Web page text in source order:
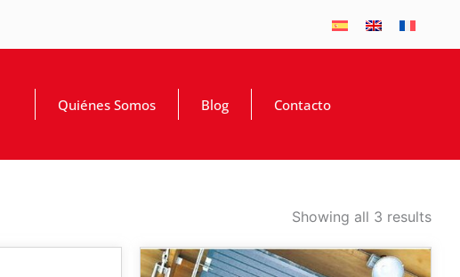
Quiénes Somos Blog Contacto
Showing all 3 results